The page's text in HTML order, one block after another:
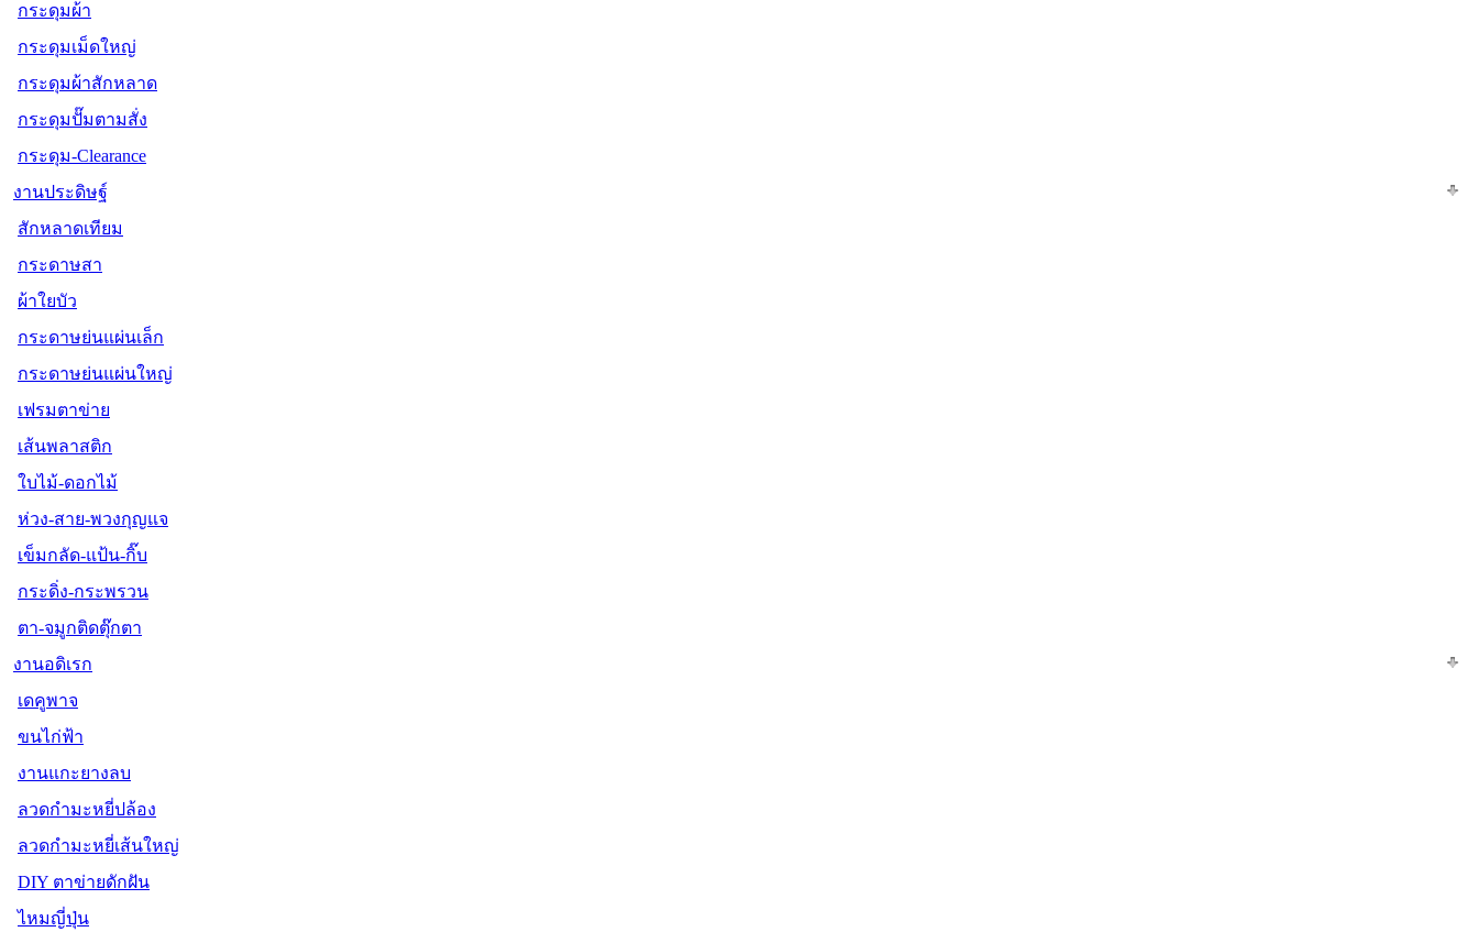
กระดุมผ้า
กระดุมเม็ดใหญ่
กระดุมผ้าสักหลาด
กระดุมปั๊มตามสั่ง
กระดุม-Clearance
งานประดิษฐ์
สักหลาดเทียม
กระดาษสา
ผ้าใยบัว
กระดาษย่นแผ่นเล็ก
กระดาษย่นแผ่นใหญ่
เฟรมตาข่าย
เส้นพลาสติก
ใบไม้-ดอกไม้
ห่วง-สาย-พวงกุญแจ
เข็มกลัด-แป้น-กิ๊บ
กระดิ่ง-กระพรวน
ตา-จมูกติดตุ๊กตา
งานอดิเรก
เดคูพาจ
ขนไก่ฟ้า
งานแกะยางลบ
ลวดกำมะหยี่ปล้อง
ลวดกำมะหยี่เส้นใหญ่
DIY ตาข่ายดักฝัน
ไหมญี่ปุ่น